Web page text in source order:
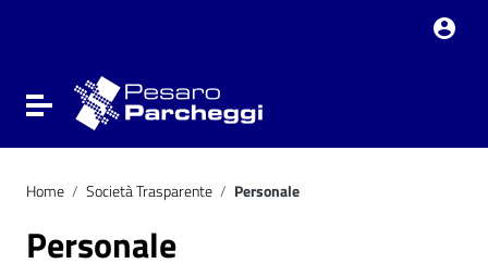
Attiva / disattiva la navigazione
Home / Società Trasparente / Personale
Personale